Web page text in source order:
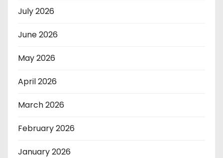
July 2026
June 2026
May 2026
April 2026
March 2026
February 2026
January 2026